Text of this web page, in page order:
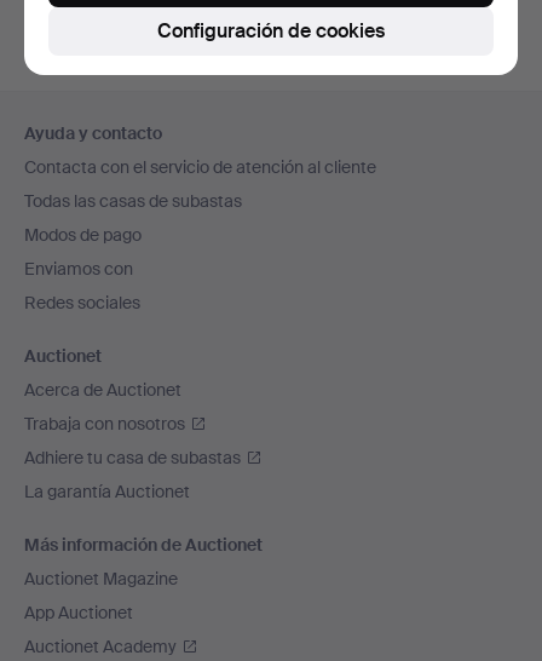
en
el
pie
de
página
Ayuda y contacto
Contacta con el servicio de atención al cliente
Todas las casas de subastas
Modos de pago
Enviamos con
Redes sociales
Auctionet
Acerca de Auctionet
Trabaja con nosotros
Adhiere tu casa de subastas
La garantía Auctionet
Más información de Auctionet
Auctionet Magazine
App Auctionet
Auctionet Academy
Configuración de cookies